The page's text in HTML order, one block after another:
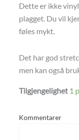
Dette er ikke
plagget. Du vil
føles mykt.
Det har god
men kan også
Tilgjengelighet 1
Kommentarer